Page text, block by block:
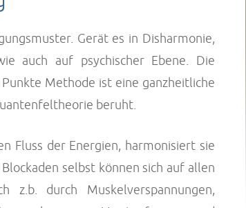
Gerät es in Disharmonie,
auch auf psychischer Ebene. Die
Methode ist eine ganzheitliche
beruht.
Fluss der Energien, harmonisiert sie
selbst können sich auf allen
z.b. durch Muskelverspannungen,